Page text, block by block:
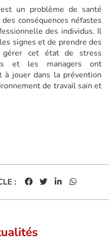
un problème de santé
conséquences néfastes
des individus. Il
signes et de prendre des
cet état de stress
et les managers ont
jouer dans la prévention
de travail sain et
: